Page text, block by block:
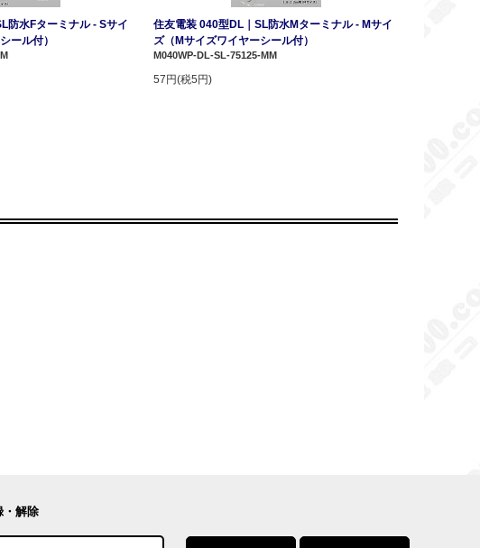
防水Fターミナル - Sサイ
ール付）
住友電装 040型DL｜SL防水Mターミナル - Mサイ
ズ（Mサイズワイヤーシール付）
M040WP-DL-SL-75125-MM
57円(税5円)
・解除